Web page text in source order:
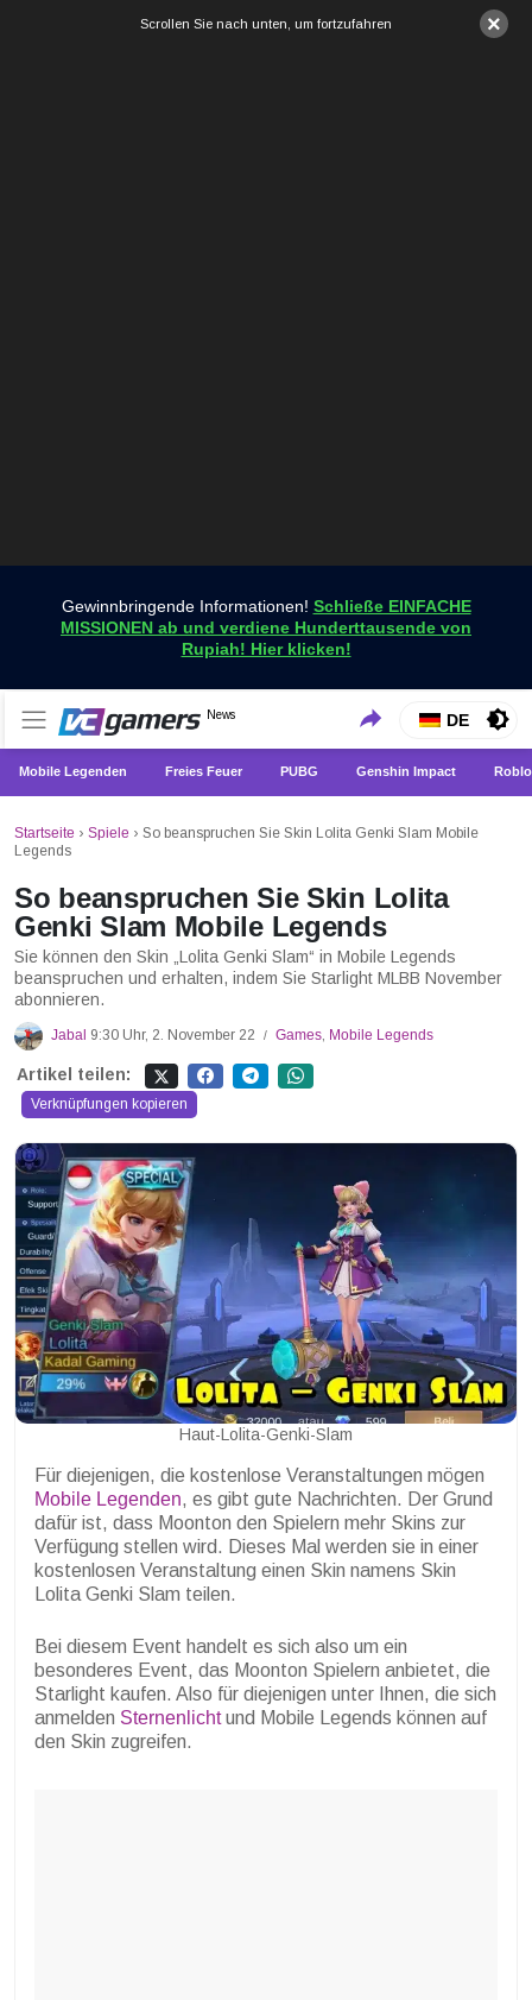
×
Scrollen Sie nach unten, um fortzufahren
Gewinnbringende Informationen! Schließe EINFACHE
MISSIONEN ab und verdiene Hunderttausende von
Rupiah! Hier klicken!
VCGamers-Neuigkeiten
News
Holen Sie sich die neuesten Spielnachrichten nur bei
VCGamers
DE
Mobile Legenden Freies Feuer PUBG Genshin Impact
Startseite › Spiele › So beanspruchen Sie Skin Lolita Genki Slam Mobile
Legends
So beanspruchen Sie Skin Lolita
Genki Slam Mobile Legends
Sie können den Skin „Lolita Genki Slam“ in Mobile Legends
beanspruchen und erhalten, indem Sie Starlight MLBB November
abonnieren.
Jabal 9:30 Uhr, 2. November 22 / Games, Mobile Legends
Artikel teilen:
Verknüpfungen kopieren
Haut-Lolita-Genki-Slam
Für diejenigen, die kostenlose Veranstaltungen mögen
Mobile Legenden, es gibt gute Nachrichten. Der Grund
dafür ist, dass Moonton den Spielern mehr Skins zur
Verfügung stellen wird. Dieses Mal werden sie in einer
kostenlosen Veranstaltung einen Skin namens Skin
Lolita Genki Slam teilen.
Bei diesem Event handelt es sich also um ein
besonderes Event, das Moonton Spielern anbietet, die
Starlight kaufen. Also für diejenigen unter Ihnen, die sich
anmelden Sternenlichtund Mobile Legends können auf
den Skin zugreifen.